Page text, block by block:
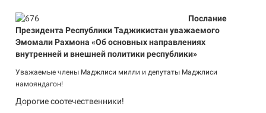
Послание
Президента Республики Таджикистан уважаемого
Эмомали Рахмона «Об основных направлениях
внутренней и внешней политики республики»
Уважаемые члены Маджлиси милли и депутаты Маджлиси
намояндагон!
Дорогие соотечественники!